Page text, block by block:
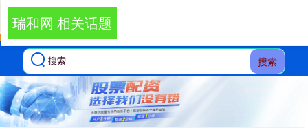
搜索
瑞和网 相关话题